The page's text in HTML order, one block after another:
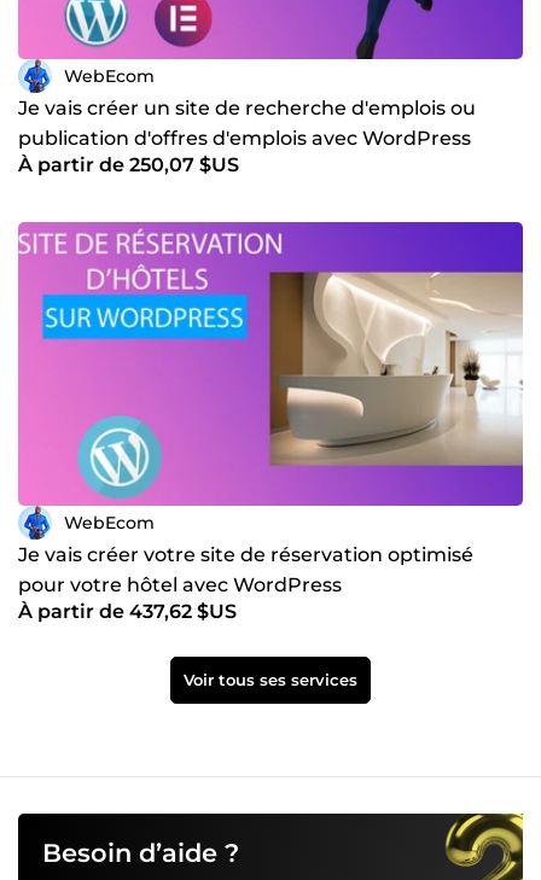
WebEcom
Je vais créer un site de recherche d'emplois ou
publication d'offres d'emplois avec WordPress
À partir de 250,07 $US
WebEcom
Je vais créer votre site de réservation optimisé
pour votre hôtel avec WordPress
À partir de 437,62 $US
Voir tous ses services
Besoin d’aide ?